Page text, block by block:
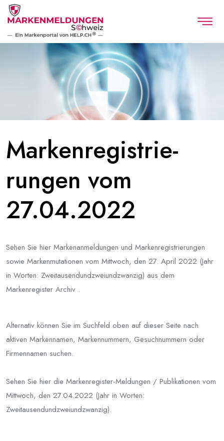
Marken­registrie­
rungen vom
27.04.2022
Sehen Sie hier Markenanmeldungen und Markenregistrierungen
sowie Markenmutationen vom Mittwoch, den 27. April 2022 (Jahr
in Worten: Zweitausendundzweiundzwanzig) aus dem
Markenregister Archiv .
Alternativ können Sie im Suchfeld oben auf dieser Seite nach
aktiven Markennamen, Markennummern, Gesuchnummern oder
Firmennamen suchen.
Sehen Sie hier die Markenregister-Meldungen / Publikationen vom
Mittwoch, den 27.04.2022 (Jahr in Worten:
Zweitausendundzweiundzwanzig).